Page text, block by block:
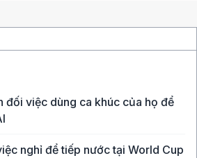
đối việc dùng ca khúc của họ để
nghỉ để tiếp nước tại World Cup